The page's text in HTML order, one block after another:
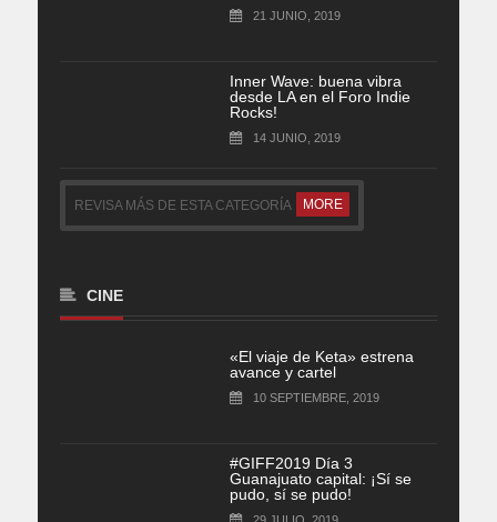
21 JUNIO, 2019
Inner Wave: buena vibra
desde LA en el Foro Indie
Rocks!
14 JUNIO, 2019
REVISA MÁS DE ESTA CATEGORÍA MORE
CINE
«El viaje de Keta» estrena
avance y cartel
10 SEPTIEMBRE, 2019
#GIFF2019 Día 3
Guanajuato capital: ¡Sí se
pudo, sí se pudo!